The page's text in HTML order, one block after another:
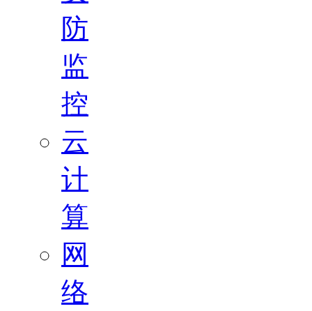
防
监
控
云
计
算
网
络